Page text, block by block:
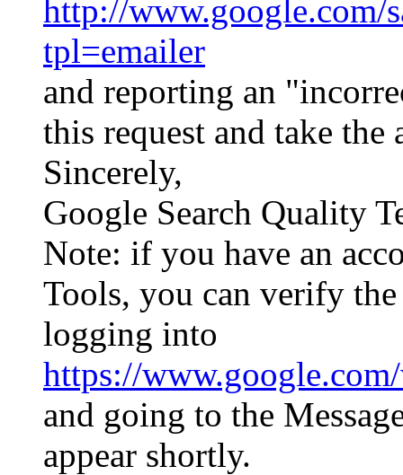
http://www.google.com/
tpl=emailer
and reporting an
this request and take the
Sincerely,
Google Search Quality
Note: if you have an
Tools, you can verify
logging into
https://
and going to the
appear shortly.